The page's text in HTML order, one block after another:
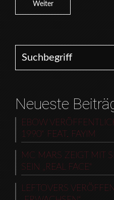
Weiter
Search for:
Neueste
EBOW
1990“ FEAT. FAYIM
MC MARS ZEIGT MIT
SEIN „REAL FACE“
LEFTOVERS